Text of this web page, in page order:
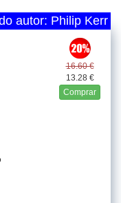
autor: Philip Kerr
16.60 €
13.28 €
Comprar